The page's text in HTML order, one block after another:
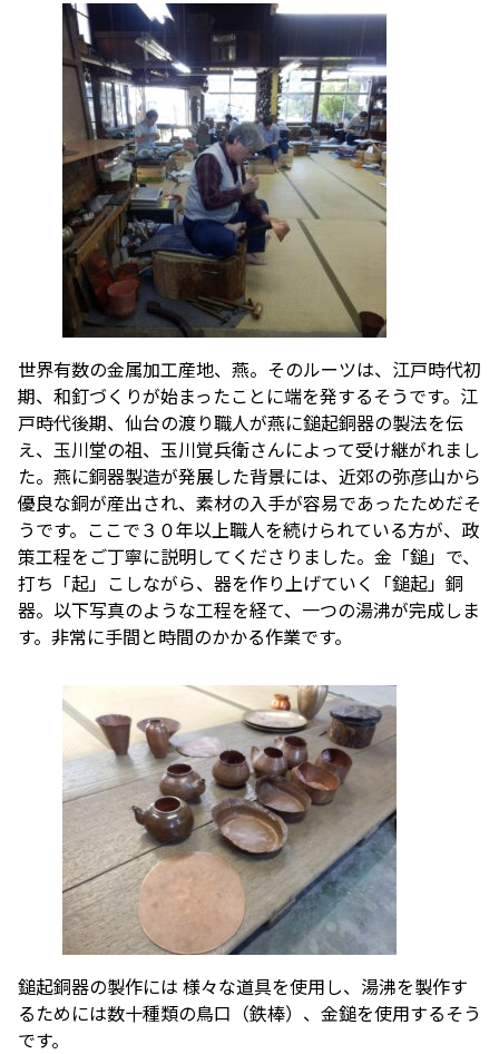
世界有数の金属加工産地、燕。そのルーツは、江戸時代初
期、和釘づくりが始まったことに端を発するそうです。江
戸時代後期、仙台の渡り職人が燕に鎚起銅器の製法を伝
え、玉川堂の祖、玉川覚兵衛さんによって受け継がれまし
た。燕に銅器製造が発展した背景には、近郊の弥彦山から
優良な銅が産出され、素材の入手が容易であったためだそ
うです。ここで３０年以上職人を続けられている方が、政
策工程をご丁寧に説明してくださりました。金「鎚」で、
打ち「起」こしながら、器を作り上げていく「鎚起」銅
器。以下写真のような工程を経て、一つの湯沸が完成しま
す。非常に手間と時間のかかる作業です。
鎚起銅器の製作には 様々な道具を使用し、湯沸を製作す
るためには数十種類の鳥口（鉄棒）、金鎚を使用するそう
です。